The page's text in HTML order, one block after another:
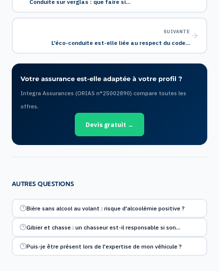
Conduite sur verglas : que faire si…
SUIVANTE
L'éco-conduite est-elle liée au respect du code…
Votre assurance est-elle adaptée à votre profil ?
Integra Assurances (ORIAS n°25002890) compare toutes les
offres.
Devis gratuit →
AUTRES QUESTIONS
Bière sans alcool au volant : risque d'alcoolémie positive ?
Gibier et chasse : un chasseur est-il responsable si son…
Puis-je être présent lors de l'expertise de mon véhicule ?